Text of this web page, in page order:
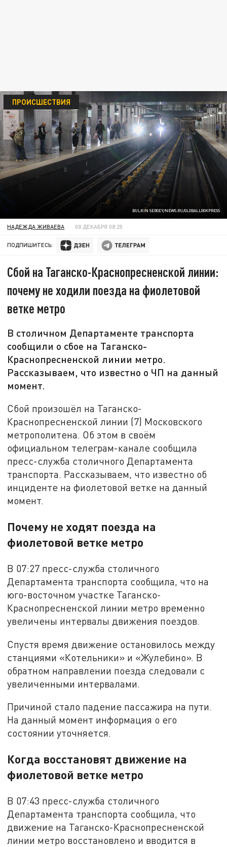
BULKIN SERGEY/NEWS.RU/GLOBALLOOKPRESS
ПРОИСШЕСТВИЯ
НАДЕЖДА ЖИВАЕВА 08 ДЕКАБРЯ 08:20
ПОДПИШИТЕСЬ:
Сбой на Таганско-Краснопресненской линии:
почему не ходили поезда на фиолетовой
ветке метро
В столичном Департаменте транспорта
сообщили о сбое на Таганско-
Краснопресненской линии метро.
Рассказываем, что известно о ЧП на данный
момент.
Сбой произошёл на Таганско-
Краснопресненской линии (7) Московского
метрополитена. Об этом в своём
официальном телеграм-канале сообщила
пресс-служба столичного Департамента
транспорта. Рассказываем, что известно об
инциденте на фиолетовой ветке на данный
момент.
Почему не ходят поезда на
фиолетовой ветке метро
В 07:27 пресс-служба столичного
Департамента транспорта сообщила, что на
юго-восточном участке Таганско-
Краснопресненской линии метро временно
увеличены интервалы движения поездов.
Спустя время движение остановилось между
станциями «Котельники» и «Жулебино». В
обратном направлении поезда следовали с
увеличенными интервалами.
Причиной стало падение пассажира на пути.
На данный момент информация о его
состоянии уточняется.
Когда восстановят движение на
фиолетовой ветке метро
В 07:43 пресс-служба столичного
Департамента транспорта сообщила, что
движение на Таганско-Краснопресненской
линии метро восстановлено и вводится в